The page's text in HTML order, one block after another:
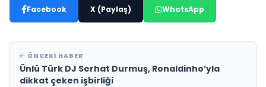
Facebook X (Paylaş) WhatsApp
ÖNCEKI HABER
Ünlü Türk DJ Serhat Durmuş, Ronaldinho’yla
dikkat çeken işbirliği